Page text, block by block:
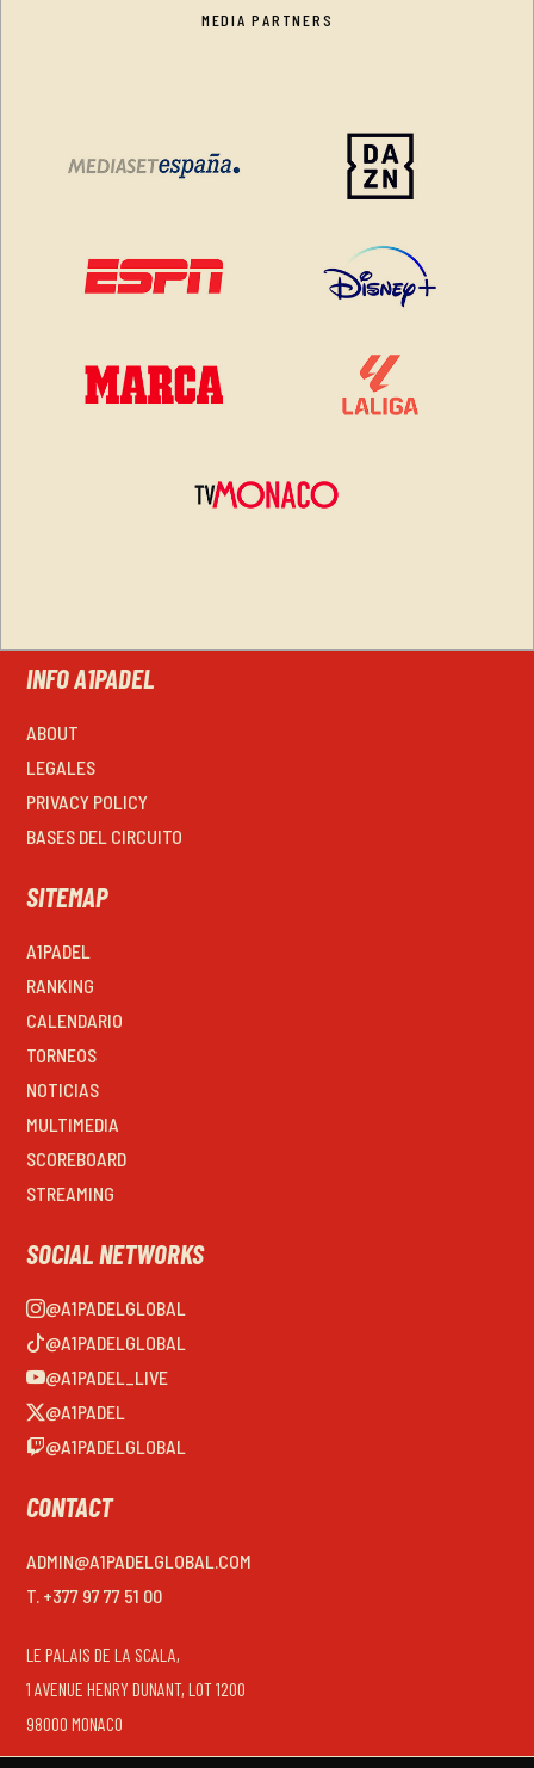
MEDIA PARTNERS
INFO A1PADEL
ABOUT
LEGALES
PRIVACY POLICY
BASES DEL CIRCUITO
SITEMAP
A1PADEL
RANKING
CALENDARIO
TORNEOS
NOTICIAS
MULTIMEDIA
SCOREBOARD
STREAMING
SOCIAL NETWORKS
@A1PADELGLOBAL
@A1PADELGLOBAL
@A1PADEL_LIVE
@A1PADEL
@A1PADELGLOBAL
CONTACT
ADMIN@A1PADELGLOBAL.COM
T. +377 97 77 51 00
LE PALAIS DE LA SCALA,
1 AVENUE HENRY DUNANT, LOT 1200
98000 MONACO